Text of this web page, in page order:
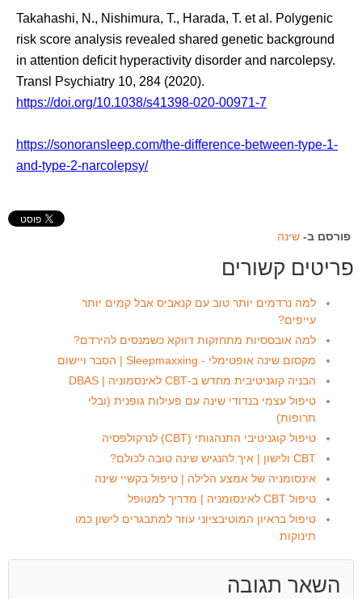
Takahashi, N., Nishimura, T., Harada, T. et al. Polygenic
risk score analysis revealed shared genetic background
in attention deficit hyperactivity disorder and narcolepsy.
Transl Psychiatry 10, 284 (2020).
https://doi.org/10.1038/s41398-020-00971-7
https://sonoransleep.com/the-difference-between-type-1-
and-type-2-narcolepsy/
פורסם ב- שינה
פריטים קשורים
למה נרדמים יותר טוב עם קנאביס אבל קמים יותר
עייפים?
למה אובססיות מתחזקות דווקא כשמנסים להירדם?
מקסום שינה אופטימלי - Sleepmaxxing | הסבר ויישום
הבניה קוגניטיבית מחדש ב-CBT לאינסמוניה | DBAS
טיפול עצמי בנדודי שינה עם פעילות גופנית (ובלי
תרופות)
טיפול קוגניטיבי התנהגותי (CBT) לנרקולפסיה
CBT ולישון | איך להנגיש שינה טובה לכולם?
אינסומניה של אמצע הלילה | טיפול בקשיי שינה
טיפול CBT לאינסומניה | מדריך למטופל
טיפול בראיון המוטיבציוני עוזר למתבגרים לישון כמו
תינוקות
השאר תגובה